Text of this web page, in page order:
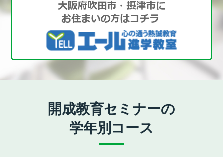
開成教育セミナーの
学年別コース